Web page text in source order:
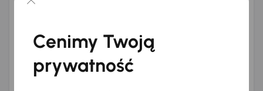
E-mail
Na e-mail(opcjonalnie)
Na numer telefonu (opcjonalnie)
Wyślij zapytanie
Cenimy Twoją
prywatność